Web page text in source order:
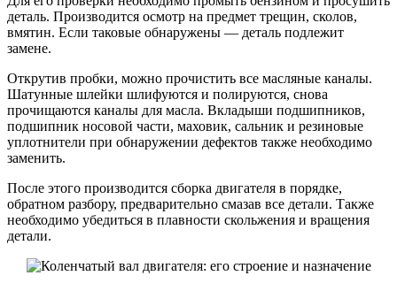
деталь. Производится осмотр на предмет трещин, сколов,
вмятин. Если таковые обнаружены — деталь подлежит
замене.
Открутив пробки, можно прочистить все масляные каналы.
Шатунные шлейки шлифуются и полируются, снова
прочищаются каналы для масла. Вкладыши подшипников,
подшипник носовой части, маховик, сальник и резиновые
уплотнители при обнаружении дефектов также необходимо
заменить.
После этого производится сборка двигателя в порядке,
обратном разбору, предварительно смазав все детали. Также
необходимо убедиться в плавности скольжения и вращения
детали.